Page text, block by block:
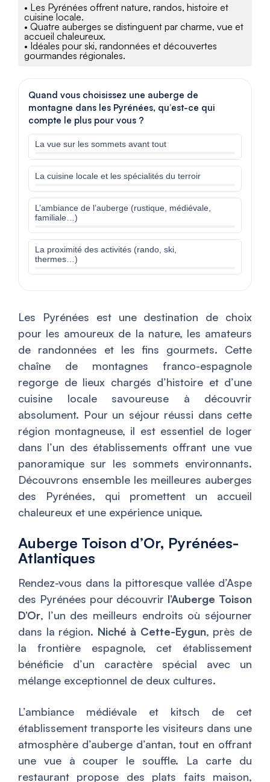
• Les Pyrénées offrent nature, randos, histoire et
cuisine locale.
• Quatre auberges se distinguent par charme, vue et
accueil chaleureux.
• Idéales pour ski, randonnées et découvertes
gourmandes régionales.
Quand vous choisissez une auberge de
montagne dans les Pyrénées, qu’est-ce qui
compte le plus pour vous ?
La vue sur les sommets avant tout
La cuisine locale et les spécialités du terroir
L’ambiance de l’auberge (rustique, médiévale,
familiale…)
La proximité des activités (rando, ski,
thermes…)
Les Pyrénées est une destination de choix
pour les amoureux de la nature, les amateurs
de randonnées et les fins gourmets. Cette
chaîne de montagnes franco-espagnole
regorge de lieux chargés d’histoire et d’une
cuisine locale savoureuse à découvrir
absolument. Pour un séjour réussi dans cette
région montagneuse, il est essentiel de loger
dans l’un des établissements offrant une vue
panoramique sur les sommets environnants.
Découvrons ensemble les meilleures auberges
des Pyrénées, qui promettent un accueil
chaleureux et une expérience unique.
Auberge Toison d’Or, Pyrénées-
Atlantiques
Rendez-vous dans la pittoresque vallée d’Aspe
des Pyrénées pour découvrir l’Auberge Toison
D’Or, l’un des meilleurs endroits où séjourner
dans la région. Niché à Cette-Eygun, près de
la frontière espagnole, cet établissement
bénéficie d’un caractère spécial avec un
mélange exceptionnel de deux cultures.
L’ambiance médiévale et kitsch de cet
établissement transporte les visiteurs dans une
atmosphère d’auberge d’antan, tout en offrant
une vue à couper le souffle. La carte du
restaurant propose des plats faits maison,